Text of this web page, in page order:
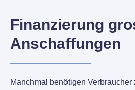
Finanzierung
Anschaffungen
Manchmal benötigen